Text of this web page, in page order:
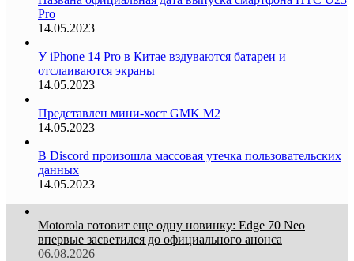
Pro
14.05.2023
У iPhone 14 Pro в Китае вздуваются батареи и
отслаиваются экраны
14.05.2023
Представлен мини-хост GMK M2
14.05.2023
В Discord произошла массовая утечка пользовательских
данных
14.05.2023
Motorola готовит еще одну новинку: Edge 70 Neo
впервые засветился до официального анонса
06.08.2026